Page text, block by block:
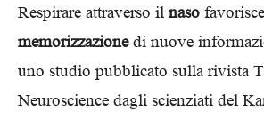
Respirare attraverso il naso
memorizzazionedi nuove
uno studio pubblicato sulla rivista
Neuroscience dagli scienziati del